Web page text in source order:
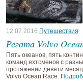
12.07.2016 Путешествия
Регата Volvo
Пять океанов, пять
команд яхтсменов с
протяжении девяти
Volvo Ocean Race.